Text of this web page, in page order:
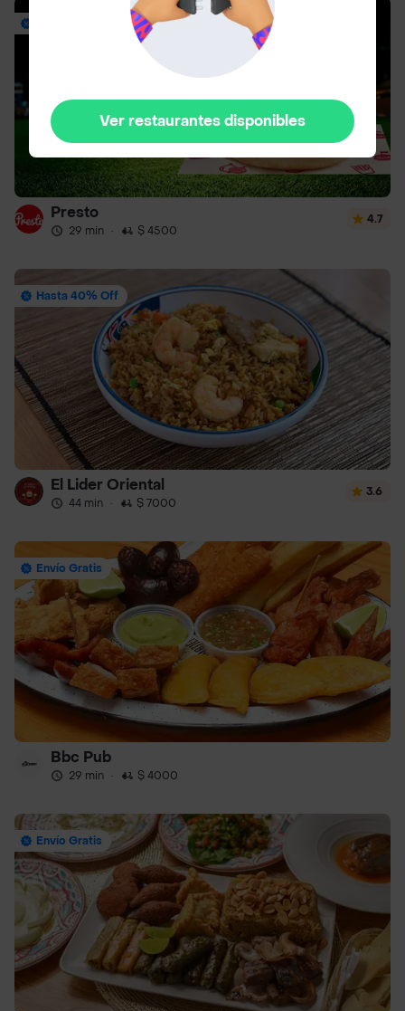
Presto
29 min · $ 4500
4.7
Hasta 40% Off
El Lider Oriental
44 min · $ 7000
3.6
Envío Gratis
Bbc Pub
29 min · $ 4000
Envío Gratis
Ver restaurantes disponibles